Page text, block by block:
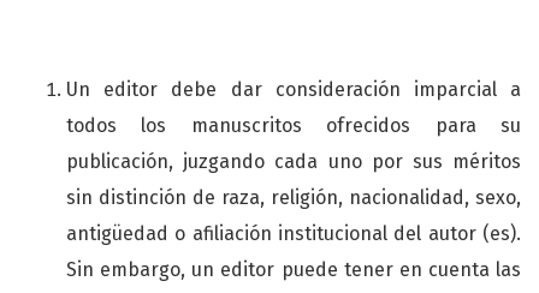
Un editor debe dar consideración imparcial a
todos los manuscritos ofrecidos para su
publicación, juzgando cada uno por sus méritos
sin distinción de raza, religión, nacionalidad, sexo,
antigüedad o afiliación institucional del autor (es).
Sin embargo, un editor puede tener en cuenta las